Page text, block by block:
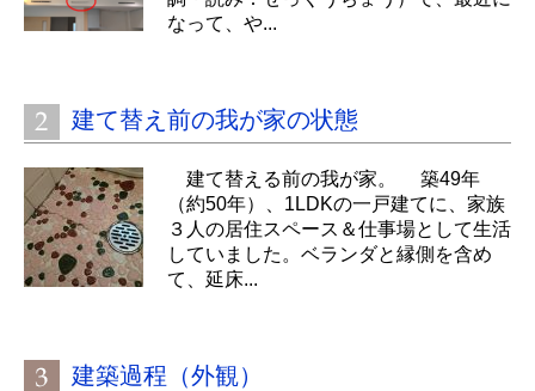
なって、や...
建て替え前の我が家の状態
建て替える前の我が家。 築49年
（約50年）、1LDKの一戸建てに、家族
３人の居住スペース＆仕事場として生活
していました。ベランダと縁側を含め
て、延床...
建築過程（外観）